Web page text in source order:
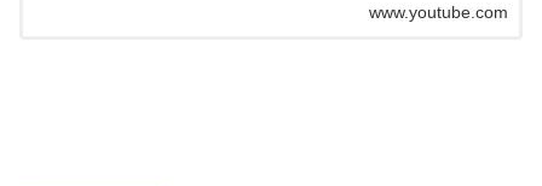
www.youtube.com